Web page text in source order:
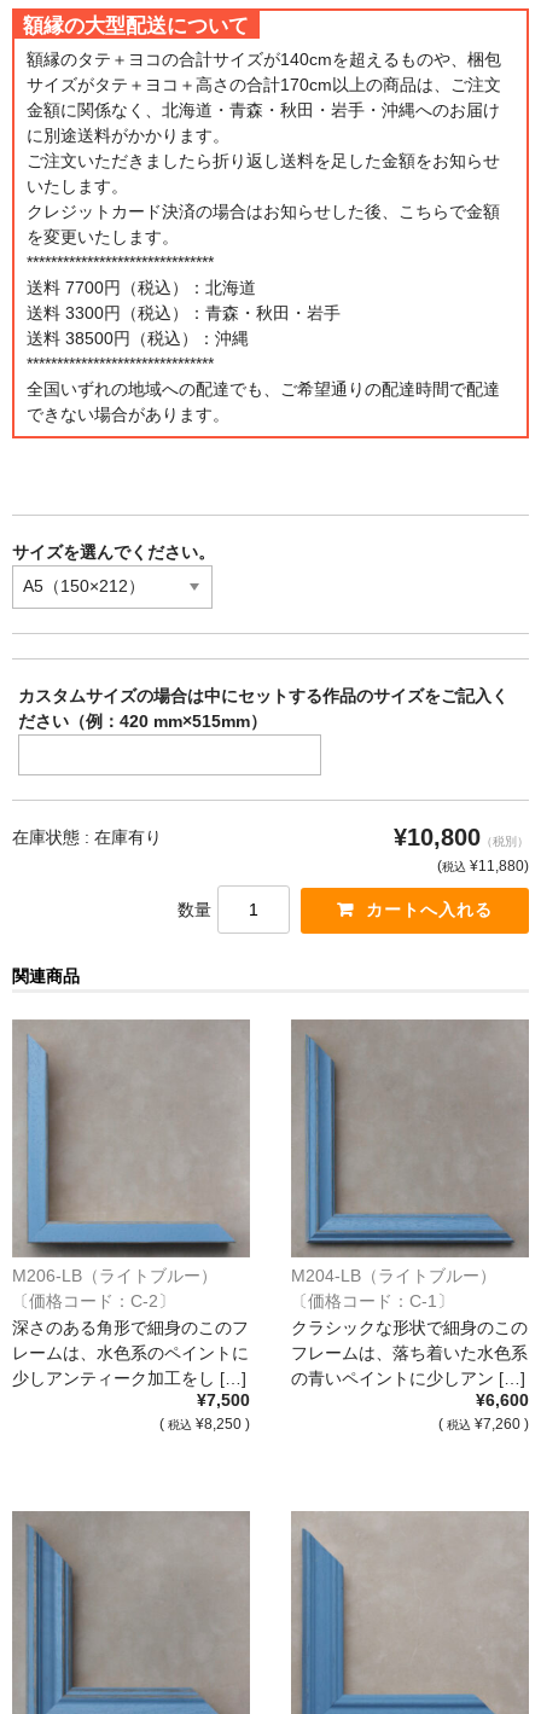
額縁の大型配送について
額縁のタテ＋ヨコの合計サイズが140cmを超えるものや、梱包
サイズがタテ＋ヨコ＋高さの合計170cm以上の商品は、ご注文
金額に関係なく、北海道・青森・秋田・岩手・沖縄へのお届け
に別途送料がかかります。
ご注文いただきましたら折り返し送料を足した金額をお知らせ
いたします。
クレジットカード決済の場合はお知らせした後、こちらで金額
を変更いたします。
*******************************
送料 7700円（税込）：北海道
送料 3300円（税込）：青森・秋田・岩手
送料 38500円（税込）：沖縄
*******************************
全国いずれの地域への配達でも、ご希望通りの配達時間で配達
できない場合があります。
サイズを選んでください。
カスタムサイズの場合は中にセットする作品のサイズをご記入く
ださい（例：420 mm×515mm）
在庫状態 : 在庫有り ¥10,800 （税別）
(税込 ¥11,880)
数量
関連商品
M206-LB（ライトブルー）
〔価格コード：C-2〕
深さのある角形で細身のこのフ
レームは、水色系のペイントに
少しアンティーク加工をし […]
¥7,500
( 税込 ¥8,250 )
M204-LB（ライトブルー）
〔価格コード：C-1〕
クラシックな形状で細身のこの
フレームは、落ち着いた水色系
の青いペイントに少しアン […]
¥6,600
( 税込 ¥7,260 )